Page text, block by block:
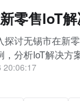
零售IoT
探讨无锡市在新
，分析IoT解决方
20:06:17